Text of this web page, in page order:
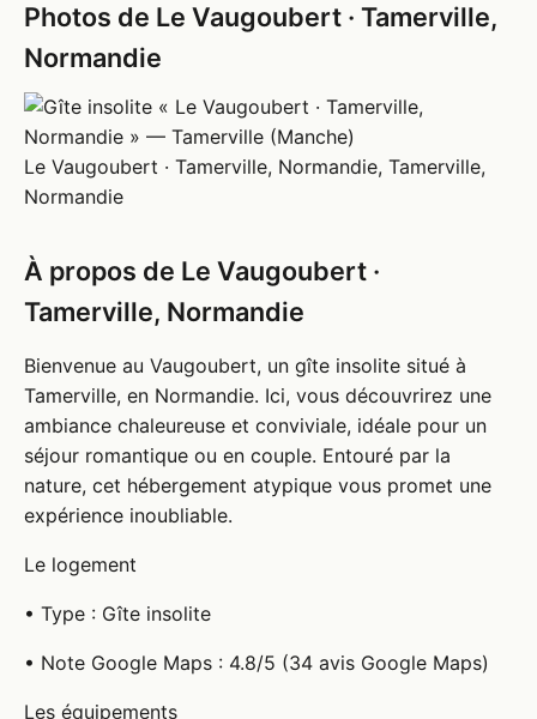
Photos de Le Vaugoubert · Tamerville,
Normandie
Le Vaugoubert · Tamerville, Normandie, Tamerville,
Normandie
À propos de Le Vaugoubert ·
Tamerville, Normandie
Bienvenue au Vaugoubert, un gîte insolite situé à
Tamerville, en Normandie. Ici, vous découvrirez une
ambiance chaleureuse et conviviale, idéale pour un
séjour romantique ou en couple. Entouré par la
nature, cet hébergement atypique vous promet une
expérience inoubliable.
Le logement
• Type : Gîte insolite
• Note Google Maps : 4.8/5 (34 avis Google Maps)
Les équipements